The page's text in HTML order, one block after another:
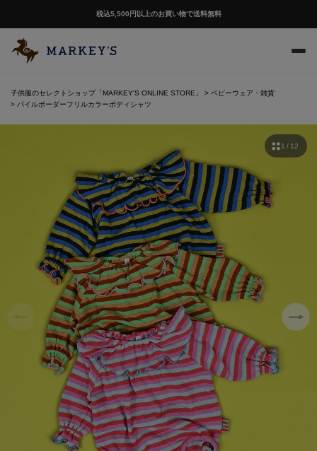
税込5,500円以上のお買い物で送料無料
子供服のセレクトショップ「MARKEY'S ONLINE STORE」
ベビーウェア・雑貨
パイルボーダーフリルカラーボディシャツ
1 / 12